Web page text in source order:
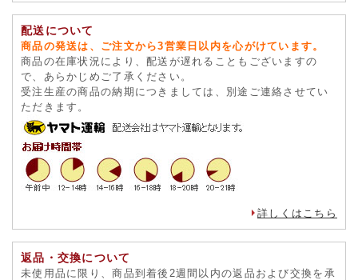
配送について
商品の発送は、ご注文から3営業日以内を心がけています。
商品の在庫状況により、配送が遅れることもございますの
で、あらかじめご了承ください。
受注生産の商品の納期につきましては、別途ご連絡させてい
ただきます。
詳しくはこちら
返品・交換について
未使用品に限り、商品到着後2週間以内の返品および交換を承